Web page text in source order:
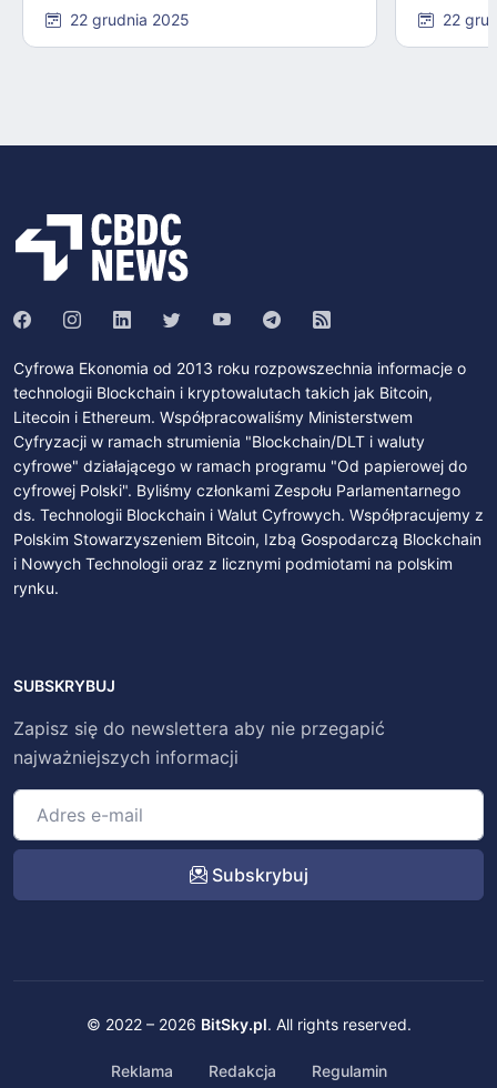
22 grudnia 2025 22
Cyfrowa Ekonomia od 2013 roku rozpowszechnia informacje o
technologii Blockchain i kryptowalutach takich jak Bitcoin,
Litecoin i Ethereum. Współpracowaliśmy Ministerstwem
Cyfryzacji w ramach strumienia "Blockchain/DLT i waluty
cyfrowe" działającego w ramach programu "Od papierowej do
cyfrowej Polski". Byliśmy członkami Zespołu Parlamentarnego
ds. Technologii Blockchain i Walut Cyfrowych. Współpracujemy z
Polskim Stowarzyszeniem Bitcoin, Izbą Gospodarczą Blockchain
i Nowych Technologii oraz z licznymi podmiotami na polskim
rynku.
SUBSKRYBUJ
Zapisz się do newslettera aby nie przegapić
najważniejszych informacji
Subskrybuj
© 2022 – 2026 BitSky.pl. All rights reserved.
Reklama Redakcja Regulamin